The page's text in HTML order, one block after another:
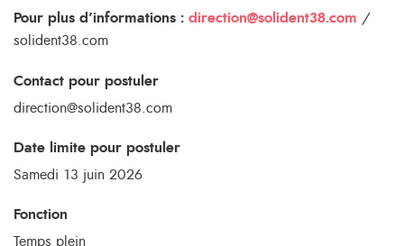
Pour plus d’informations : direction@solident38.com /
solident38.com
Contact pour postuler
direction@solident38.com
Date limite pour postuler
Samedi 13 juin 2026
Fonction
Temps plein